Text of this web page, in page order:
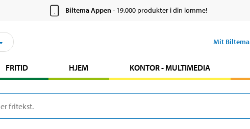
Biltema Appen- 19.000 produkter i din lomme!
Mit Biltema
FRITID HJEM KONTOR - MULTIMEDIA